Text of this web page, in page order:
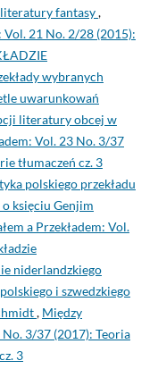
literatury fantasy,
Vol. 21 No. 2/28 (2015):
wybranych
uwarunkowań
literatury obcej w
Vol. 23 No. 3/37
tłumaczeń cz. 3
polskiego przekładu
księciu Genjim
a Przekładem: Vol.
niderlandzkiego
i szwedzkiego
, Między
No. 3/37 (2017): Teoria
3